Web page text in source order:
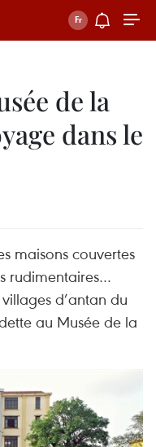
de la
dans le
maisons couvertes
rudimentaires…
d’antan du
au Musée de la